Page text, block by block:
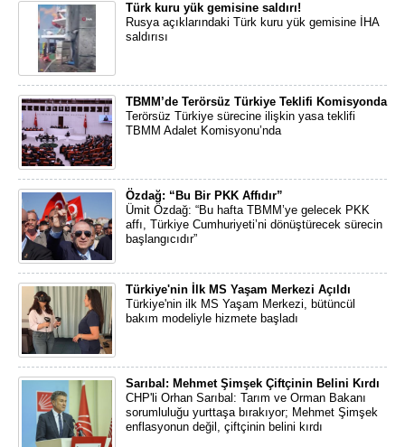
Türk kuru yük gemisine saldırı!
Rusya açıklarındaki Türk kuru yük gemisine İHA
saldırısı
TBMM’de Terörsüz Türkiye Teklifi Komisyonda
Terörsüz Türkiye sürecine ilişkin yasa teklifi
TBMM Adalet Komisyonu’nda
Özdağ: “Bu Bir PKK Affıdır”
Ümit Özdağ: “Bu hafta TBMM’ye gelecek PKK
affı, Türkiye Cumhuriyeti’ni dönüştürecek sürecin
başlangıcıdır”
Türkiye'nin İlk MS Yaşam Merkezi Açıldı
Türkiye'nin ilk MS Yaşam Merkezi, bütüncül
bakım modeliyle hizmete başladı
Sarıbal: Mehmet Şimşek Çiftçinin Belini Kırdı
CHP'li Orhan Sarıbal: Tarım ve Orman Bakanı
sorumluluğu yurttaşa bırakıyor; Mehmet Şimşek
enflasyonun değil, çiftçinin belini kırdı